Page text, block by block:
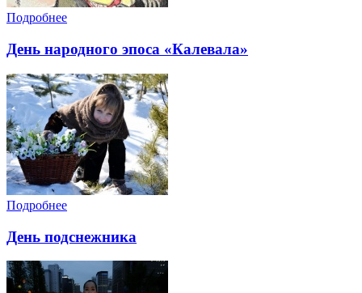
Подробнее
День народного эпоса «Калевала»
Подробнее
День подснежника